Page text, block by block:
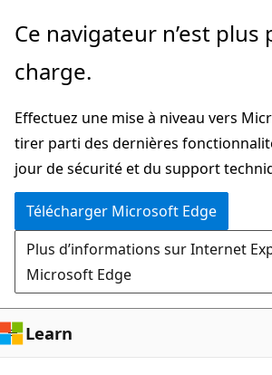
Passer
directement
au
principal
Ce navigateur n’est plus
charge.
Effectuez une mise à niveau vers
tirer parti des dernières
jour de sécurité et du support
Télécharger Microsoft Edge
Plus d’informations sur Internet
Microsoft Edge
Learn